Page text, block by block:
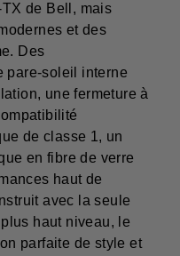
de Bell, mais
et des
Des
pare-soleil interne
une fermeture à
de classe 1, un
en fibre de verre
haut de
avec la seule
haut niveau, le
parfaite de style et